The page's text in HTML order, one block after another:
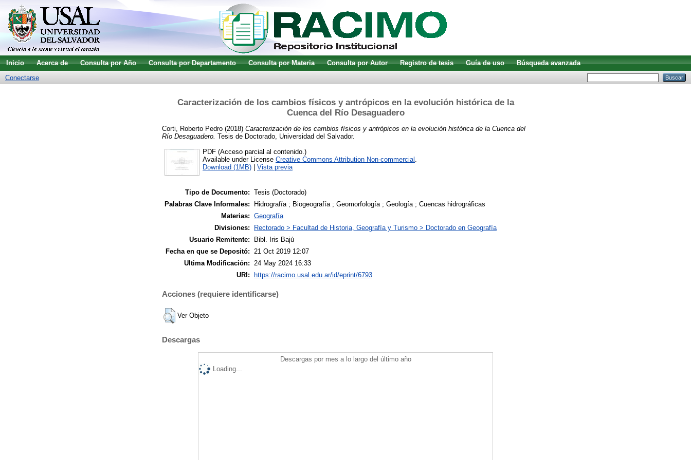
Inicio Acerca de Consulta por Año Consulta por Departamento Consulta por Materia Consulta por Autor Registro de tesis Guía de uso
Búsqueda avanzada
Conectarse
Caracterización de los cambios físicos y antrópicos en la evolución histórica de la
Cuenca del Río Desaguadero
Corti, Roberto Pedro (2018) Caracterización de los cambios físicos y antrópicos en la evolución histórica de la Cuenca del
Río Desaguadero. Tesis de Doctorado, Universidad del Salvador.
PDF (Acceso parcial al contenido.)
Available under License Creative Commons Attribution Non-commercial .
Download (1MB)
Vista previa
Tipo de Documento: Tesis (Doctorado)
Palabras Clave Informales:
Hidrografía ; Biogeografía ; Geomorfología ; Geología ; Cuencas hidrográficas
Materias: Geografía
Divisiones:
Rectorado > Facultad de Historia, Geografía y Turismo > Doctorado en Geografía
Usuario Remitente:
Bibl. Iris Bajú
Fecha en que se Depositó: 21 Oct 2019 12:07
Ultima Modificación: 24 May 2024 16:33
URI:
https://racimo.usal.edu.ar/id/eprint/6793
Acciones (requiere identificarse)
Ver Objeto
Descargas
Descargas por mes a lo largo del último año
Loading...